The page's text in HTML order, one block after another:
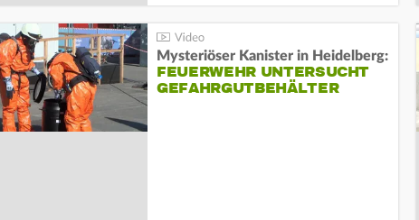
Mysteriöser Kanister in Heidelberg:
FEUERWEHR UNTERSUCHT
GEFAHRGUTBEHÄLTER